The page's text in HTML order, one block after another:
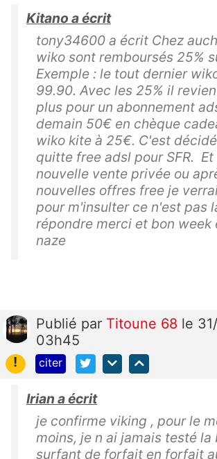
Kitano a écrit
tony34600 a écrit Chez
wiko sont remboursés 25%
Exemple : le tout dernier
99.90. Avec les 25% il
plus pour un abonnement
demain 50€ en chèque
wiko kite à 25€. C'est
quitte free adsl pour SFR.
nouvelle vente privée ou
nouvelles offres free je
pour m'insulter ce n'est pas
répondre merci et bon week
naze
Publié par Titoune 68 le
03h45
!
citer
Irian a écrit
je confirme viking , pour le
moins, je n ai jamais testé la
surfant de forfait en forfait